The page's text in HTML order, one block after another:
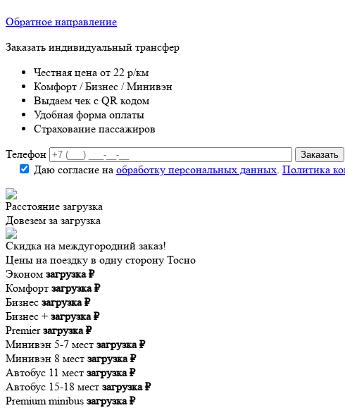
Обратное направление
Заказать индивидуальный трансфер
Честная цена от 22 р/км
Комфорт / Бизнес / Минивэн
Выдаем чек с QR кодом
Удобная форма оплаты
Страхование пассажиров
Телефон
Даю согласие на обработку персональных данных. Политика
Расстояние загрузка
Довезем за загрузка
Скидка на междугородний заказ!
Цены на поездку в одну сторону Тосно
Эконом загрузка ₽
Комфорт загрузка ₽
Бизнес загрузка ₽
Бизнес + загрузка ₽
Premier загрузка ₽
Минивэн 5-7 мест загрузка ₽
Минивэн 8 мест загрузка ₽
Автобус 11 мест загрузка ₽
Автобус 15-18 мест загрузка ₽
Premium minibus загрузка ₽